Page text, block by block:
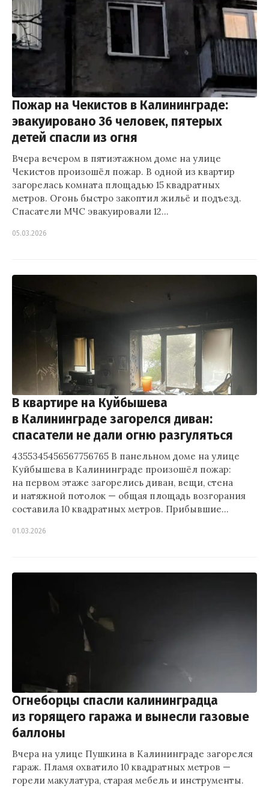
Пожар на Чекистов в Калининграде:
эвакуировано 36 человек, пятерых
детей спасли из огня
Вчера вечером в пятиэтажном доме на улице
Чекистов произошёл пожар. В одной из квартир
загорелась комната площадью 15 квадратных
метров. Огонь быстро закоптил жильё и подъезд.
Спасатели МЧС эвакуировали 12…
05.03.2026
В квартире на Куйбышева
в Калининграде загорелся диван:
спасатели не дали огню разгуляться
4355345456567756765 В панельном доме на улице
Куйбышева в Калининграде произошёл пожар:
на первом этаже загорелись диван, вещи, стена
и натяжной потолок — общая площадь возгорания
составила 10 квадратных метров. Прибывшие…
01.03.2026
Огнеборцы спасли калининградца
из горящего гаража и вынесли газовые
баллоны
Вчера на улице Пушкина в Калининграде загорелся
гараж. Пламя охватило 10 квадратных метров —
горели макулатура, старая мебель и инструменты.